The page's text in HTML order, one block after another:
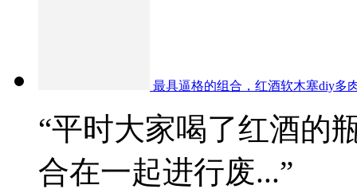
最具逼格的组合，红酒软木塞diy多
“平时大家喝了红酒的
合在一起进行废...”